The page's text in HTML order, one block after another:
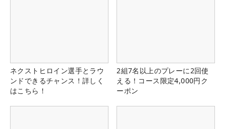
ネクストヒロイン選手とラウ
ンドできるチャンス！詳しく
はこちら！
2組7名以上のプレーに2回使
える！コース限定4,000円ク
ーポン